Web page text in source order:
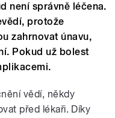
není správně léčena.
protože
zahrnovat únavu,
Pokud už bolest
vědí, někdy
před lékaři. Díky